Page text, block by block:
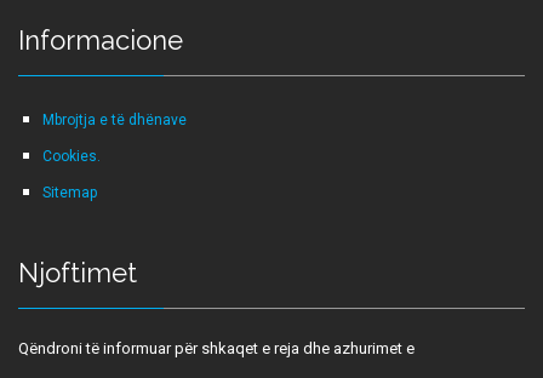
Informacione
Mbrojtja e të dhënave
Cookies.
Sitemap
Njoftimet
Qëndroni të informuar për shkaqet e reja dhe azhurimet e